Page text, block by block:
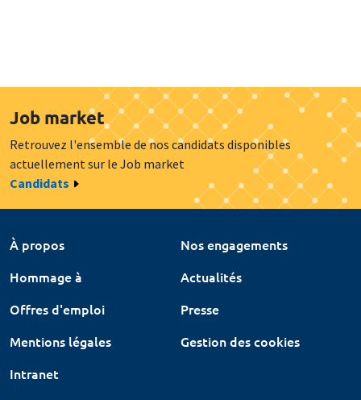
Job market
Retrouvez l'ensemble de nos candidats disponibles
actuellement sur le Job market
Candidats
À propos
Nos engagements
Hommage à
Actualités
Offres d'emploi
Presse
Mentions légales
Gestion des cookies
Intranet